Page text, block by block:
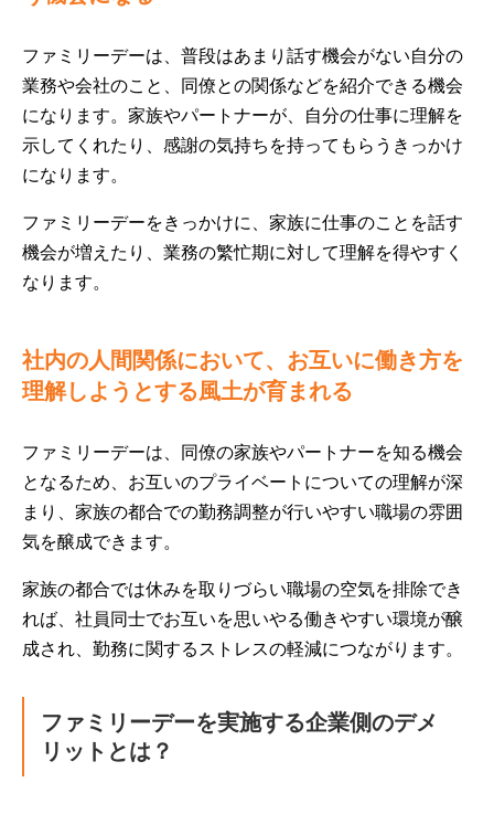
ファミリーデーは、普段はあまり話す機会がない自分の
業務や会社のこと、同僚との関係などを紹介できる機会
になります。家族やパートナーが、自分の仕事に理解を
示してくれたり、感謝の気持ちを持ってもらうきっかけ
になります。
ファミリーデーをきっかけに、家族に仕事のことを話す
機会が増えたり、業務の繁忙期に対して理解を得やすく
なります。
社内の人間関係において、お互いに働き方を
理解しようとする風土が育まれる
ファミリーデーは、同僚の家族やパートナーを知る機会
となるため、お互いのプライベートについての理解が深
まり、家族の都合での勤務調整が行いやすい職場の雰囲
気を醸成できます。
家族の都合では休みを取りづらい職場の空気を排除でき
れば、社員同士でお互いを思いやる働きやすい環境が醸
成され、勤務に関するストレスの軽減につながります。
ファミリーデーを実施する企業側のデメ
リットとは？